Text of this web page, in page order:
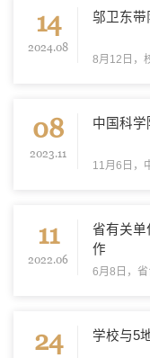
问，实地了
14
2024.08
邬卫东带
8月12日，
研处、大
流。上海中
08
2023.11
中国科
11月6日，
术交流活
作题为“探
11
2022.06
省有关单
作
6月8日，
当前对台
今年，我校
24 学校与5